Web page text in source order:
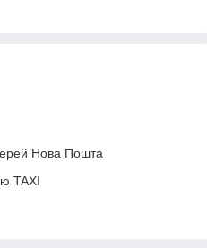
Нова Пошта
TAXI